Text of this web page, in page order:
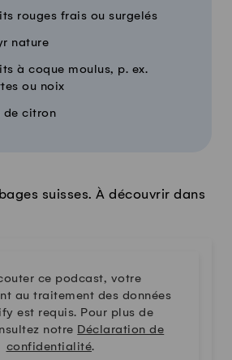
rouges frais ou surgelés
nature
à coque moulus, p. ex.
ou noix
de citron
suisses. À découvrir dans
ce podcast, votre
au traitement des données
est requis. Pour plus de
notre Déclaration de
confidentialité.